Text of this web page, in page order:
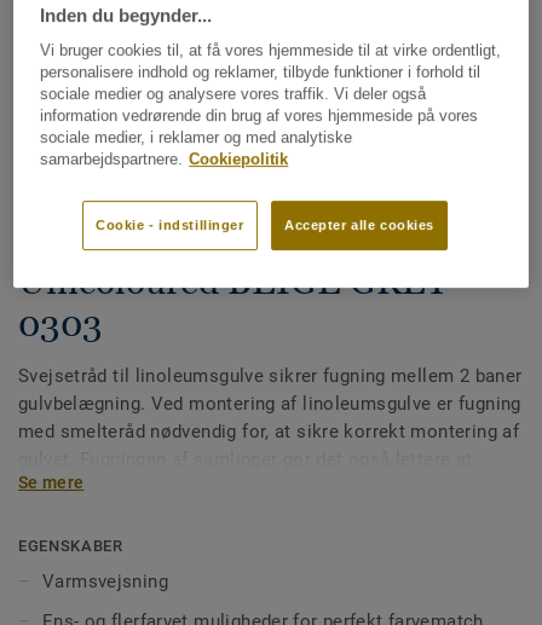
Svejsetråde
Svejsetråd til linoleumsgulve -
Unicoloured BEIGE GREY
0303
Svejsetråd til linoleumsgulve sikrer fugning mellem 2 baner
gulvbelægning. Ved montering af linoleumsgulve er fugning
med smelteråd nødvendig for, at sikre korrekt montering af
rengøre gulvet. Vores fugetråd fås i ens- eller flerfarvet, så
designkontraster.
Se mere
EGENSKABER
Varmsvejsning
Inden du begynder...
Vi bruger cookies til, at få vores hjemmeside til at virke ordentligt,
personalisere indhold og reklamer, tilbyde funktioner i forhold til
sociale medier og analysere vores traffik. Vi deler også
information vedrørende din brug af vores hjemmeside på vores
sociale medier, i reklamer og med analytiske
samarbejdspartnere. Cookiepolitik
Accepter alle cookies
Cookie - indstillinger